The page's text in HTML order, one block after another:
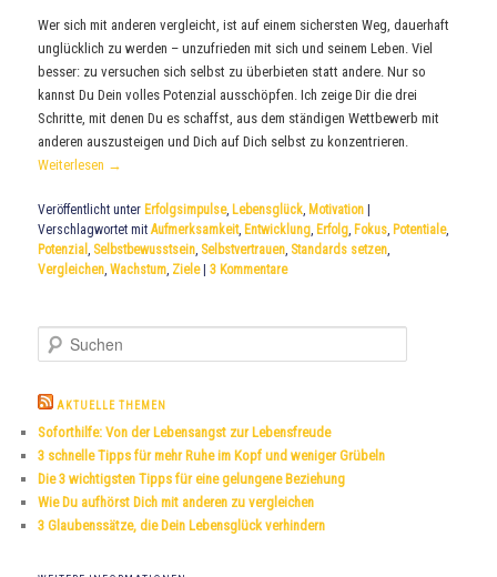
Wer sich mit anderen vergleicht, ist auf einem sichersten Weg, dauerhaft
unglücklich zu werden – unzufrieden mit sich und seinem Leben. Viel
besser: zu versuchen sich selbst zu überbieten statt andere. Nur so
kannst Du Dein volles Potenzial ausschöpfen. Ich zeige Dir die drei
Schritte, mit denen Du es schaffst, aus dem ständigen Wettbewerb mit
anderen auszusteigen und Dich auf Dich selbst zu konzentrieren.
Weiterlesen →
Veröffentlicht unter Erfolgsimpulse, Lebensglück, Motivation
Verschlagwortet mit Aufmerksamkeit, Entwicklung, Erfolg, Fokus, Potentiale,
Potenzial, Selbstbewusstsein, Selbstvertrauen, Standards setzen,
Vergleichen,Wachstum, Ziele |3 Kommentare
u
h
n
AKTUELLE THEMEN
Soforthilfe: Von der Lebensangst zur Lebensfreude
3 schnelle Tipps für mehr Ruhe im Kopf und weniger Grübeln
Die 3 wichtigsten Tipps für eine gelungene Beziehung
Wie Du aufhörst Dich mit anderen zu vergleichen
3 Glaubenssätze, die Dein Lebensglück verhindern